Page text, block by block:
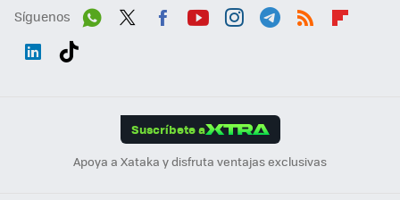
Síguenos
Suscríbete a
Apoya a Xataka y disfruta ventajas exclusivas